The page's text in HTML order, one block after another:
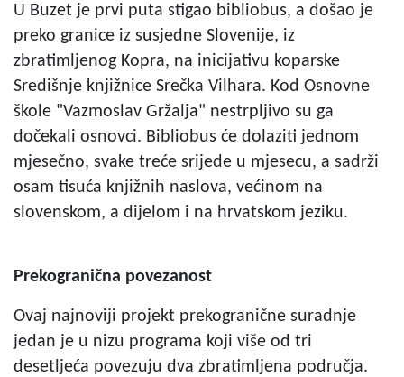
U Buzet je prvi puta stigao bibliobus, a došao je
preko granice iz susjedne Slovenije, iz
zbratimljenog Kopra, na inicijativu koparske
Središnje knjižnice Srečka Vilhara. Kod Osnovne
škole "Vazmoslav Gržalja" nestrpljivo su ga
dočekali osnovci. Bibliobus će dolaziti jednom
mjesečno, svake treće srijede u mjesecu, a sadrži
osam tisuća knjižnih naslova, većinom na
slovenskom, a dijelom i na hrvatskom jeziku.
Prekogranična povezanost
Ovaj najnoviji projekt prekogranične suradnje
jedan je u nizu programa koji više od tri
desetljeća povezuju dva zbratimljena područja.